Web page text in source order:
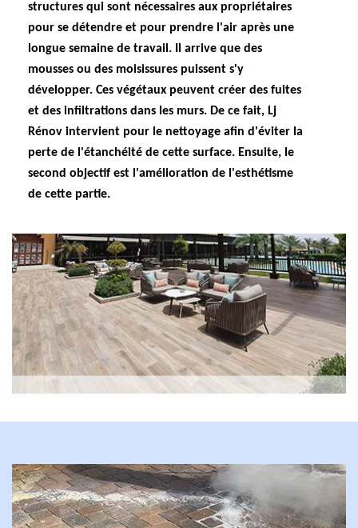
structures qui sont nécessaires aux propriétaires
pour se détendre et pour prendre l'air après une
longue semaine de travail. Il arrive que des
mousses ou des moisissures puissent s'y
développer. Ces végétaux peuvent créer des fuites
et des infiltrations dans les murs. De ce fait, Lj
Rénov intervient pour le nettoyage afin d'éviter la
perte de l'étanchéité de cette surface. Ensuite, le
second objectif est l'amélioration de l'esthétisme
de cette partie.